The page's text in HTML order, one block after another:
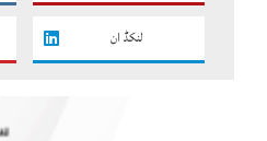
لنکڈ ان